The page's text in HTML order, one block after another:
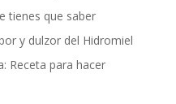
tienes que saber
y dulzor del Hidromiel
Receta para hacer